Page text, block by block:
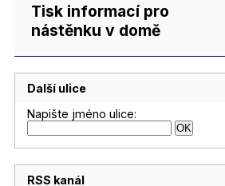
Tisk informací pro
nástěnku v domě
Další ulice
Napište jméno ulice:
RSS kanál